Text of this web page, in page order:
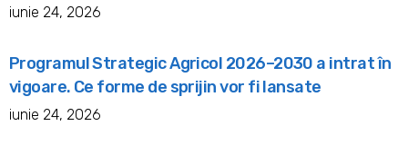
iunie 24, 2026
Programul Strategic Agricol 2026–2030 a intrat în
vigoare. Ce forme de sprijin vor fi lansate
iunie 24, 2026